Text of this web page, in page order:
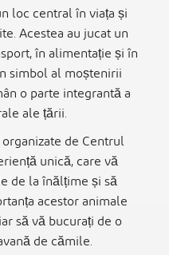
loc central în viața și
Acestea au jucat un
în alimentație și în
simbol al moștenirii
o parte integrantă a
ale țării.
de Centrul
unică, care vă
de la înălțime și să
acestor animale
să vă bucurați de o
de cămile.